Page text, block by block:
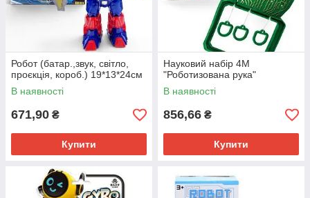
Робот (батар.,звук, світло,
проєкція, короб.) 19*13*24см
В наявності
671,90 ₴
Купити
Науковий набір 4M
"Роботизована рука"
В наявності
856,66 ₴
Купити